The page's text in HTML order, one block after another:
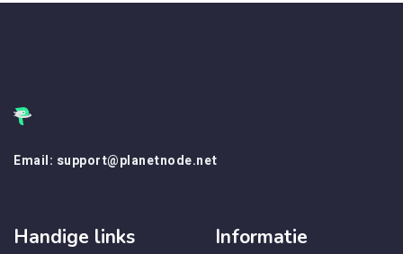
Email: support@planetnode.net
Handige links Informatie